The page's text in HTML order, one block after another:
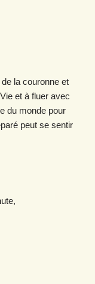
la couronne et
et à fluer avec
du monde pour
peut se sentir